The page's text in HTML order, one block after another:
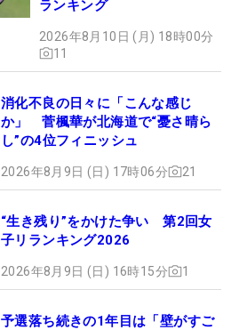
ランキング
2026年8月10日 (月) 18時00分
11
消化不良の日々に「こんな感じ
か」 菅楓華が北海道で“憂さ晴ら
し”の4位フィニッシュ
2026年8月9日 (日) 17時06分 21
“生き残り”をかけた争い 第2回女
子リランキング2026
2026年8月9日 (日) 16時15分 1
予選落ち続きの1年目は「壁がすご